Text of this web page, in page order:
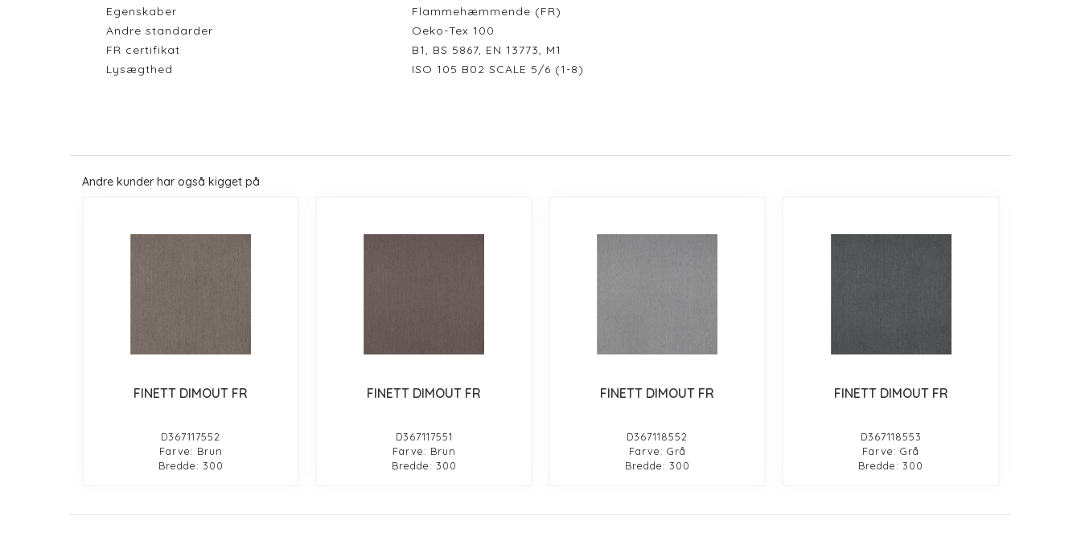
Egenskaber
Flammehæmmende (FR)
Andre standarder
Oeko-Tex 100
FR certifikat
B1, BS 5867, EN 13773, M1
Lysægthed
ISO 105 B02 SCALE 5/6 (1-8)
Andre kunder har også kigget på
FINETT DIMOUT FR
D367117552
Farve: Brun
Bredde: 300
FINETT DIMOUT FR
D367117551
Farve: Brun
Bredde: 300
FINETT DIMOUT FR
D367118552
Farve: Grå
Bredde: 300
FINETT DIMOUT FR
D367118553
Farve: Grå
Bredde: 300